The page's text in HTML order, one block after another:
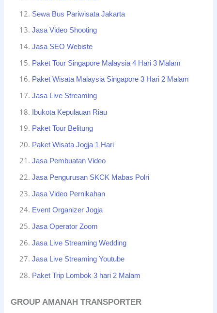
Sewa Bus Pariwisata Jakarta
Jasa Video Shooting
Jasa SEO Webiste
Paket Tour Singapore Malaysia 4 Hari 3 Malam
Paket Wisata Malaysia Singapore 3 Hari 2 Malam
Jasa Live Streaming
Ibukota Kepulauan Riau
Paket Tour Belitung
Paket Wisata Jogja 1 Hari
Jasa Pembuatan Video
Jasa Pengurusan SKCK Mabas Polri
Jasa Video Pernikahan
Event Organizer Jogja
Jasa Operator Zoom
Jasa Live Streaming Wedding
Jasa Live Streaming Youtube
Paket Trip Lombok 3 hari 2 Malam
GROUP AMANAH TRANSPORTER